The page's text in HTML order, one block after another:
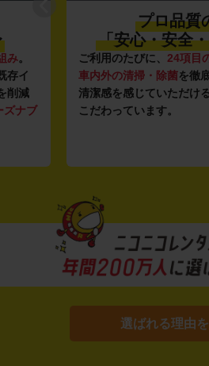
み。
存イ
削減
ズナブ
プロ品質
「安心・安全
ご利用のたびに、 24項目
車内外の清掃・除菌を徹
清潔感を感じていただけ
こだわっています。
選ばれる理由